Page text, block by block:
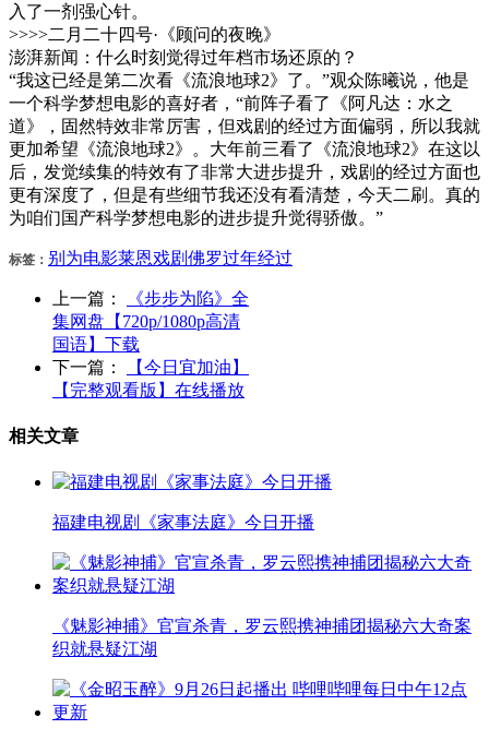
入了一剂强心针。
>>>>二月二十四号·《顾问的夜晚》
澎湃新闻：什么时刻觉得过年档市场还原的？
“我这已经是第二次看《流浪地球2》了。”观众陈曦说，他是
一个科学梦想电影的喜好者，“前阵子看了《阿凡达：水之
道》，固然特效非常厉害，但戏剧的经过方面偏弱，所以我就
更加希望《流浪地球2》。大年前三看了《流浪地球2》在这以
后，发觉续集的特效有了非常大进步提升，戏剧的经过方面也
更有深度了，但是有些细节我还没有看清楚，今天二刷。真的
为咱们国产科学梦想电影的进步提升觉得骄傲。”
标签： 别为电影莱恩戏剧佛罗过年经过
上一篇：
《步步为陷》全
集网盘【720p/1080p高清
国语】下载
下一篇：
【今日宜加油】
【完整观看版】在线播放
相关文章
福建电视剧《家事法庭》今日开播
《魅影神捕》官宣杀青，罗云熙携神捕团揭秘六大奇案
织就悬疑江湖